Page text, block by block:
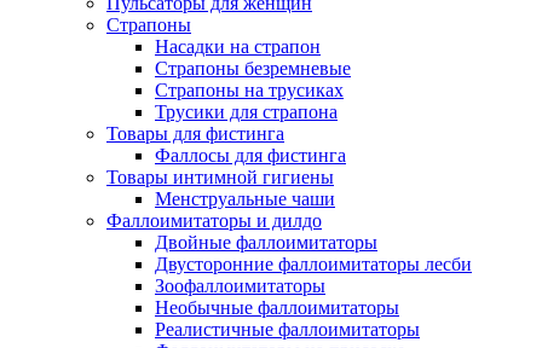
Страпоны
Насадки на страпон
Страпоны безремневые
Страпоны на трусиках
Трусики для страпона
Товары для фистинга
Фаллосы для фистинга
Товары интимной гигиены
Менструальные чаши
Фаллоимитаторы и дилдо
Двойные фаллоимитаторы
Двусторонние фаллоимитаторы лесби
Зоофаллоимитаторы
Необычные фаллоимитаторы
Реалистичные фаллоимитаторы